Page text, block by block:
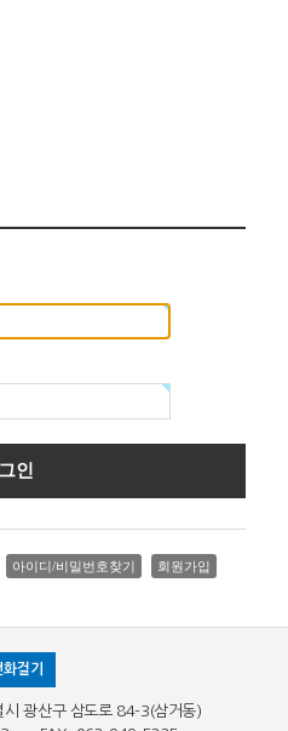
아이디/비밀번호찾기 회원가입
화걸기
광산구 삼도로 84-3(삼거동)